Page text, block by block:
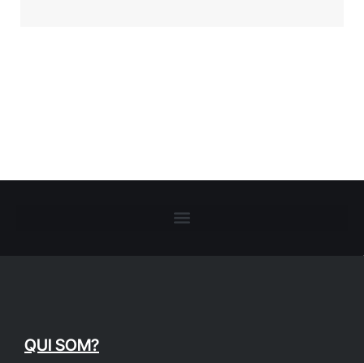
QUI SOM?